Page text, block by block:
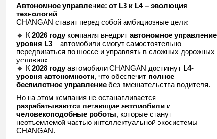
Автономное управление: от L3 к L4 – эволюция
технологий
CHANGAN ставит перед собой амбициозные цели:
🔹 К 2026 годукомпания внедрит автономное управление
уровня L3 – автомобили смогут самостоятельно
передвигаться по шоссе и управлять в сложных дорожных
условиях.
🔹 К 2028 годуавтомобили CHANGAN достигнут L4-
уровня автономности, что обеспечит полное
беспилотное управление без вмешательства водителя.
Но на этом компания не останавливается –
разрабатываются летающие автомобили и
человекоподобные роботы, которые станут
неотъемлемой частью интеллектуальной экосистемы
CHANGAN.